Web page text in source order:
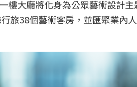
樓大廳將化身為公眾藝術設計
旅38個藝術客房，並匯聚業內